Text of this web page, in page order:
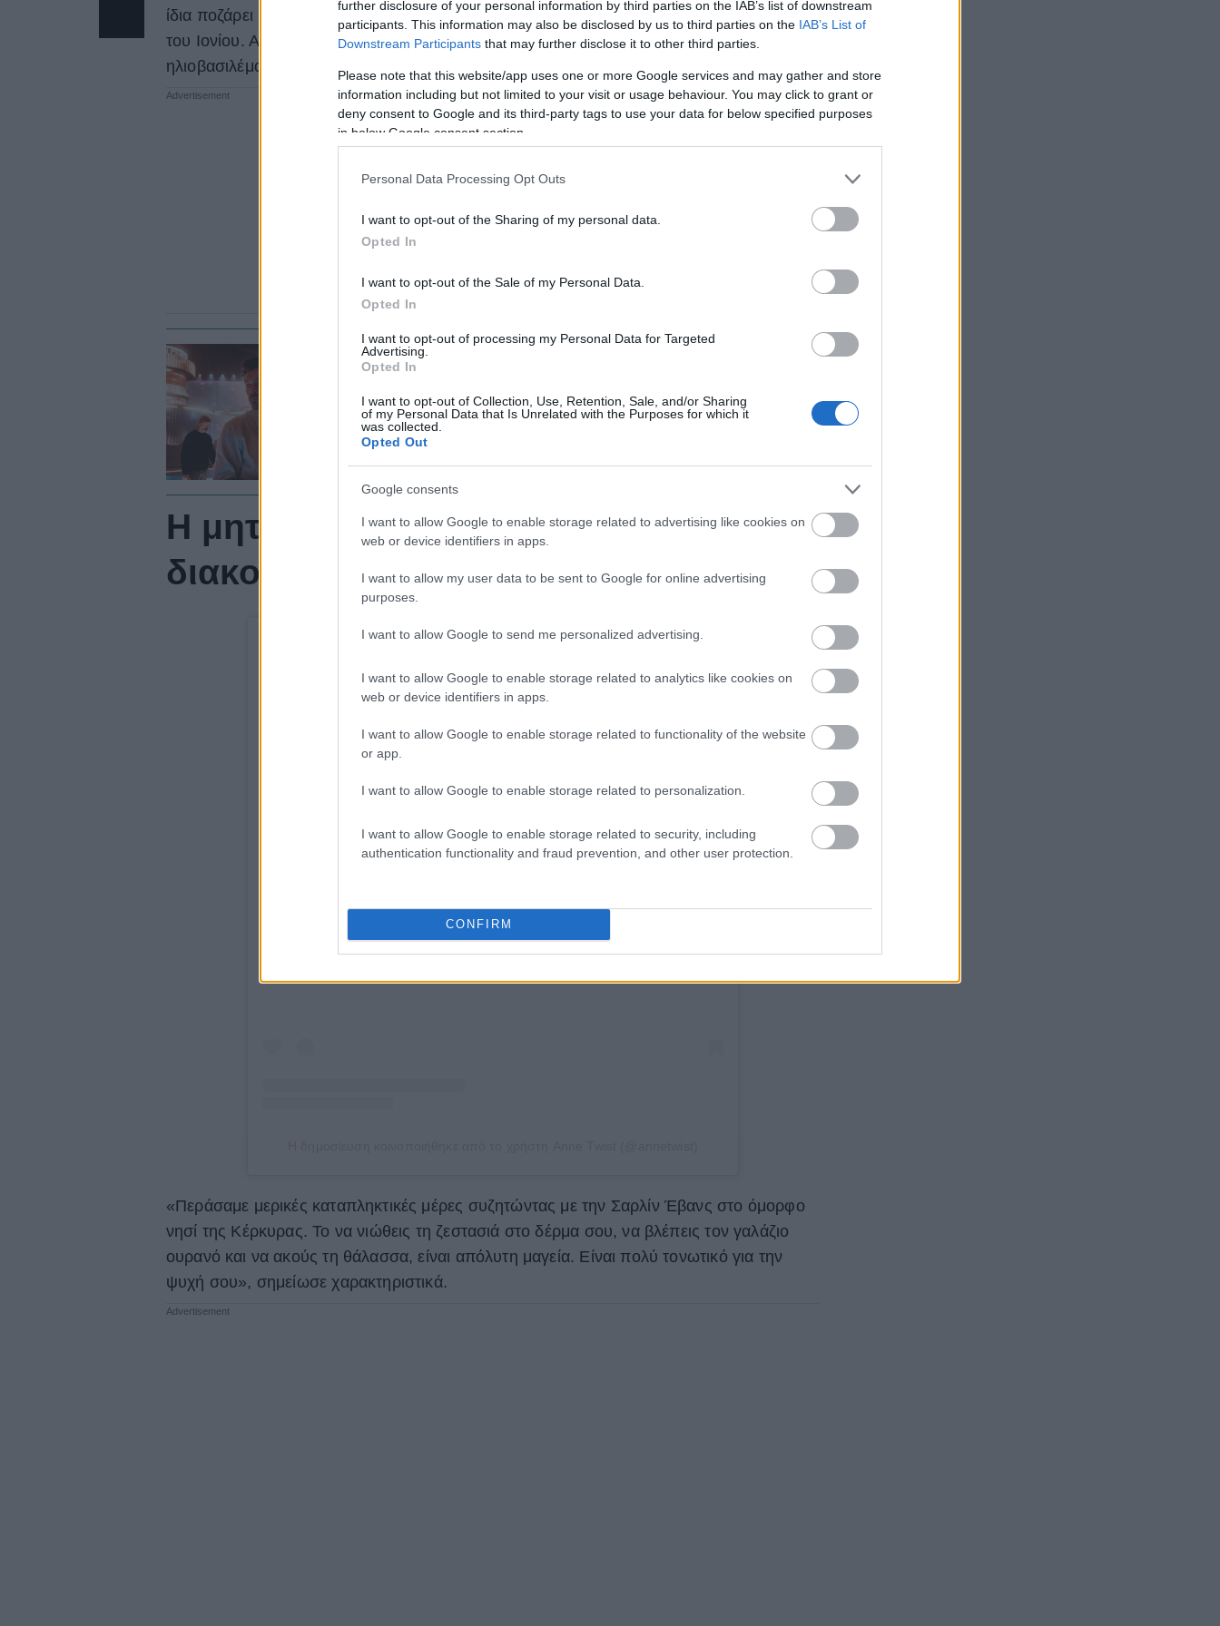
further disclosure of your personal information by third parties on the IAB’s list of downstream
participants. This information may also be disclosed by us to third parties on the IAB’s List of
Downstream Participants that may further disclose it to other third parties.
Please note that this website/app uses one or more Google services and may gather and store
information including but not limited to your visit or usage behaviour. You may click to grant or
deny consent to Google and its third-party tags to use your data for below specified purposes
in below Google consent section.
Personal Data Processing Opt Outs
I want to opt-out of the Sharing of my personal data.
Opted In
I want to opt-out of the Sale of my Personal Data.
Opted In
I want to opt-out of processing my Personal Data for Targeted
Advertising.
Opted In
I want to opt-out of Collection, Use, Retention, Sale, and/or Sharing
of my Personal Data that Is Unrelated with the Purposes for which it
was collected.
Opted Out
Google consents
I want to allow Google to enable storage related to advertising like cookies on
web or device identifiers in apps.
I want to allow my user data to be sent to Google for online advertising
purposes.
I want to allow Google to send me personalized advertising.
I want to allow Google to enable storage related to analytics like cookies on
web or device identifiers in apps.
I want to allow Google to enable storage related to functionality of the website
or app.
I want to allow Google to enable storage related to personalization.
I want to allow Google to enable storage related to security, including
authentication functionality and fraud prevention, and other user protection.
CONFIRM
ίδια ποζάρει με το μαγιό της, δίνοντάς μας μια γεύση από τις ξέγνοιαστες ημέρες στο νησί
του Ιονίου. Από τις πόζες στην πισίνα, τις βουτιές στη θάλασσα, τις εξόδους και τα
ηλιοβασιλέματα, η Αν Τουίστ φαίνεται πως ενθουσιάστηκε με την Κέρκυρα.
CULTURE
Ο Χάρι Στάιλς επιστρέφει στη ντισκο εποχή μέσα
από το νέο βίντεοκλιπ του «Dance no more»
Η μητέρα του Χάρι Στάιλς κάνει
διακοπές στην Κέρκυρα
Δείτε αυτή τη δημοσίευση στο Instagram.
«Περάσαμε μερικές καταπληκτικές μέρες συζητώντας με την Σαρλίν Έβανς στο όμορφο
νησί της Κέρκυρας. Το να νιώθεις τη ζεστασιά στο δέρμα σου, να βλέπεις τον γαλάζιο
ουρανό και να ακούς τη θάλασσα, είναι απόλυτη μαγεία. Είναι πολύ τονωτικό για την
ψυχή σου», σημείωσε χαρακτηριστικά.